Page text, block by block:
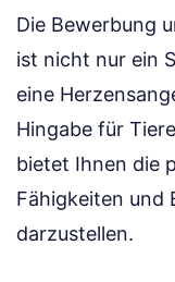
Die Bewerbung
ist nicht nur ein
eine
Hingabe für
bietet Ihnen die
Fähigkeiten und
darzustellen.